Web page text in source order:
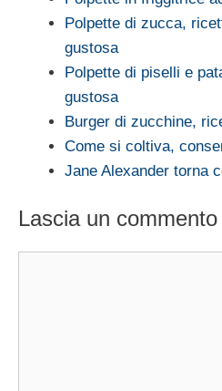
Polpette di zucca,
gustosa
Polpette di piselli e
gustosa
Burger di zucchine,
Come si coltiva,
Jane Alexander torna
Lascia un commento